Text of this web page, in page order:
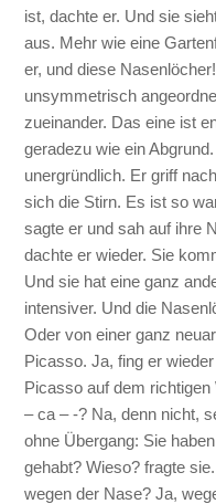
ist, dachte er. Und sie
aus. Mehr wie eine
er, und diese
unsymmetrisch
zueinander. Das eine ist
geradezu wie ein
unergründlich. Er griff
sich die Stirn. Es ist so
sagte er und sah auf ihre
dachte er wieder. Sie
Und sie hat eine ganz
intensiver. Und die
Oder von einer ganz
Picasso. Ja, fing er
Picasso auf dem
– ca – -? Na, denn nicht,
ohne Übergang: Sie
gehabt? Wieso? fragte
wegen der Nase? Ja,